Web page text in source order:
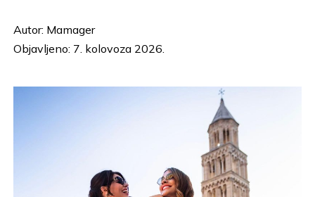
Autor: Mamager
Objavljeno: 7. kolovoza 2026.